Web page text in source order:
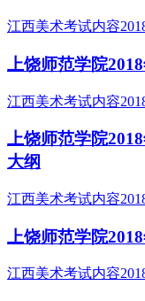
江西美术考试内容
上饶师范学院
江西美术考试内容
上饶师范学院
大纲
江西美术考试内容
上饶师范学院
江西美术考试内容